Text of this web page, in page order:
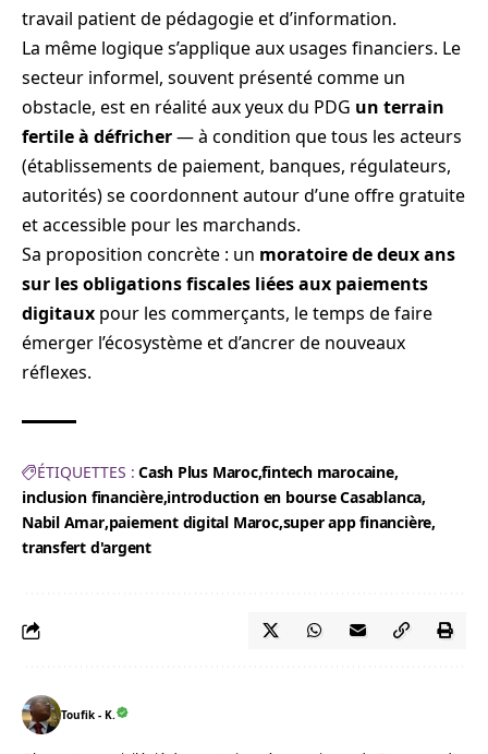
travail patient de pédagogie et d’information.
La même logique s’applique aux usages financiers. Le
secteur informel, souvent présenté comme un
obstacle, est en réalité aux yeux du PDG un terrain
fertile à défricher— à condition que tous les acteurs
(établissements de paiement, banques, régulateurs,
autorités) se coordonnent autour d’une offre gratuite
et accessible pour les marchands.
Sa proposition concrète : un moratoire de deux ans
sur les obligations fiscales liées aux paiements
digitaux pour les commerçants, le temps de faire
émerger l’écosystème et d’ancrer de nouveaux
réflexes.
ÉTIQUETTES : Cash Plus Marocfintech marocaine
inclusion financière introduction en bourse Casablanca
Nabil Amar paiement digital Maroc super app financière
transfert d'argent
Toufik - K.